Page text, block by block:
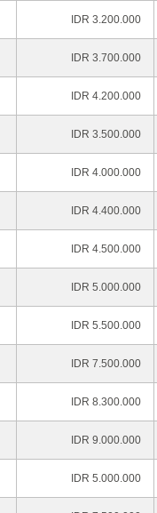
IDR 3.200.000
IDR 3.700.000
IDR 4.200.000
IDR 3.500.000
IDR 4.000.000
IDR 4.400.000
IDR 4.500.000
IDR 5.000.000
IDR 5.500.000
IDR 7.500.000
IDR 8.300.000
IDR 9.000.000
IDR 5.000.000